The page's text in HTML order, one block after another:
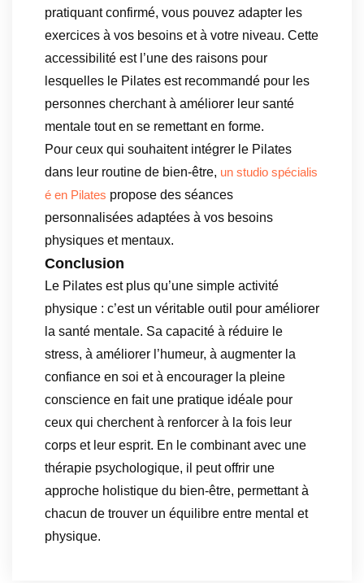
pratiquant confirmé, vous pouvez adapter les
exercices à vos besoins et à votre niveau. Cette
accessibilité est l’une des raisons pour
lesquelles le Pilates est recommandé pour les
personnes cherchant à améliorer leur santé
mentale tout en se remettant en forme.
Pour ceux qui souhaitent intégrer le Pilates
dans leur routine de bien-être, un studio spécialis
é en Pilates propose des séances
personnalisées adaptées à vos besoins
physiques et mentaux.
Conclusion
Le Pilates est plus qu’une simple activité
physique : c’est un véritable outil pour améliorer
la santé mentale. Sa capacité à réduire le
stress, à améliorer l’humeur, à augmenter la
confiance en soi et à encourager la pleine
conscience en fait une pratique idéale pour
ceux qui cherchent à renforcer à la fois leur
corps et leur esprit. En le combinant avec une
thérapie psychologique, il peut offrir une
approche holistique du bien-être, permettant à
chacun de trouver un équilibre entre mental et
physique.